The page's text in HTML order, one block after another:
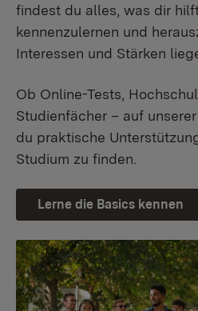
findest du alles, was dir
kennenzulernen und
Interessen und Stärken
Ob Online-Tests,
Studienfächer – auf
du praktische
Studium zu finden.
Lerne die Basics kennen